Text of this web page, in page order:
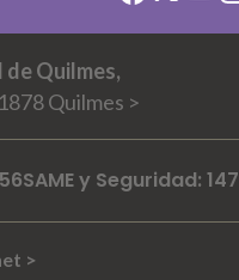
Quilmes,
Quilmes >
SAME y Seguridad: 147
>